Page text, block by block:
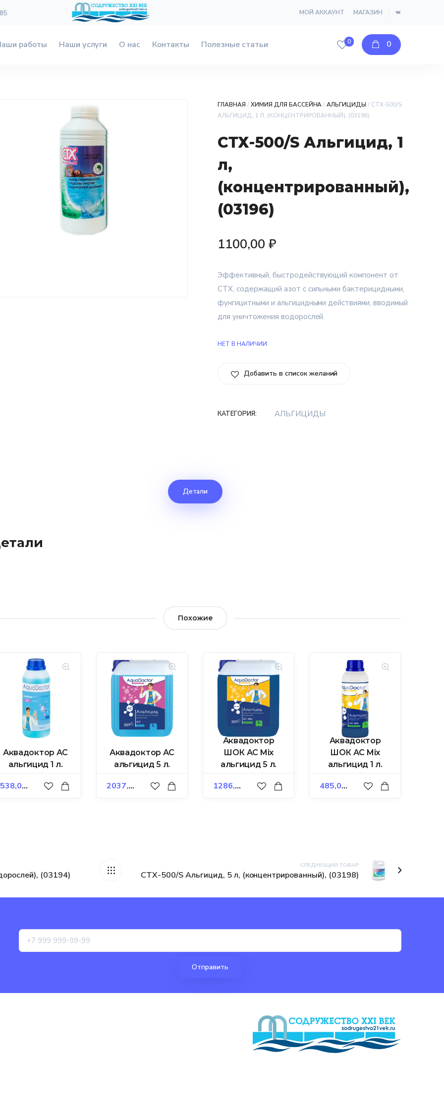
МОЙ АККАУНТ МАГАЗИН
работы Наши услуги О нас Контакты Полезные статьи 0
0
ГЛАВНАЯ /ХИМИЯ ДЛЯ БАССЕЙНА/АЛЬГИЦИДЫ / СТХ-500/S
АЛЬГИЦИД, 1 Л, (КОНЦЕНТРИРОВАННЫЙ), (03196)
СТХ-500/S Альгицид, 1
л,
(концентрированный),
(03196)
1100,00 ₽
Эффективный, быстродействующий компонент от
CTX, содержащий азот с сильными бактерицидными,
фунгицитными и альгицидными действиями, вводимый
для уничтожения водорослей.
НЕТ В НАЛИЧИИ
Добавить в список желаний
КАТЕГОРИЯ: АЛЬГИЦИДЫ
Детали
Похожие
Аквадоктор АС
альгицид 1 л.
538,00
Аквадоктор АС
альгицид 5 л.
2037,00
Аквадоктор
ШОК АС Mix
альгицид 5 л.
1286,00
Аквадоктор
ШОК АС Mix
альгицид 1 л.
485,00
(03194)
СЛЕДУЮЩИЙ ТОВАР
СТХ-500/S Альгицид, 5 л, (концентрированный), (03198)